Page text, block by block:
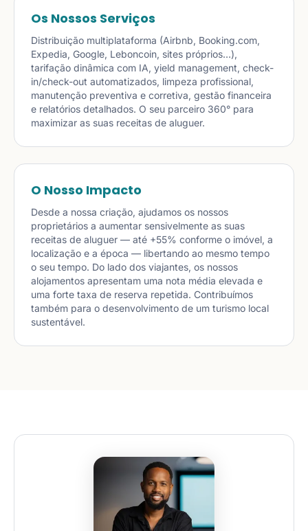
Os Nossos Serviços
Distribuição multiplataforma (Airbnb, Booking.com,
Expedia, Google, Leboncoin, sites próprios…),
tarifação dinâmica com IA, yield management, check-
in/check-out automatizados, limpeza profissional,
manutenção preventiva e corretiva, gestão financeira
e relatórios detalhados. O seu parceiro 360° para
maximizar as suas receitas de aluguer.
O Nosso Impacto
Desde a nossa criação, ajudamos os nossos
proprietários a aumentar sensivelmente as suas
receitas de aluguer — até +55% conforme o imóvel, a
localização e a época — libertando ao mesmo tempo
o seu tempo. Do lado dos viajantes, os nossos
alojamentos apresentam uma nota média elevada e
uma forte taxa de reserva repetida. Contribuímos
também para o desenvolvimento de um turismo local
sustentável.